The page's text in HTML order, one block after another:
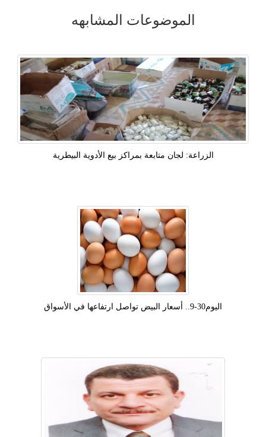
الموضوعات المشابهه
الزراعة: لجان متابعة بمراكز بيع الأدوية البيطرية
اليوم30-9.. أسعار البيض تواصل ارتفاعها في الأسواق